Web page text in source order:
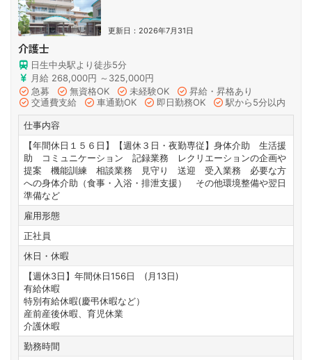
更新日：2026年7月31日
介護士
日生中央駅より徒歩5分
月給 268,000円 ～325,000円
急募
無資格OK 未経験OK
昇給・昇格あり
交通費支給
車通勤OK 即日勤務OK 駅から5分以内
仕事内容
【年間休日１５６日】【週休３日・夜勤専従】身体介助 生活援
助 コミュニケーション 記録業務 レクリエーションの企画や
提案 機能訓練 相談業務 見守り 送迎 受入業務 必要な方
への身体介助（食事・入浴・排泄支援） その他環境整備や翌日
準備など
雇用形態
正社員
休日・休暇
【週休3日】年間休日156日 (月13日)
有給休暇
特別有給休暇(慶弔休暇など）
産前産後休暇、育児休業
介護休暇
勤務時間